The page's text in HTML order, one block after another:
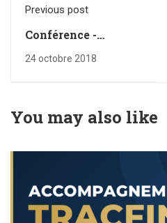
Previous post
Conférence -
actualité : tout
24 octobre 2018
You may also like